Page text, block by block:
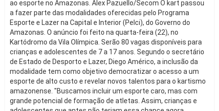
ao esporte no Amazonas. Alex Pazuello/Secom O kart passou
a fazer parte das modalidades oferecidas pelo Programa
Esporte e Lazer na Capital e Interior (Pelci), do Governo do
Amazonas. O anúncio foi feito na quarta-feira (22), no
Kartódromo da Vila Olímpica. Serão 80 vagas disponíveis para
crianças e adolescentes de 7 a 17 anos. Segundo o secretário
de Estado de Desporto e Lazer, Diego Américo, a inclusão da
modalidade tem como objetivo democratizar o acesso a um
esporte de alto custo e revelar novos talentos para o kartismo
amazonense. "Buscamos incluir um esporte caro, mas com
grande potencial de formação de atletas. Assim, crianças e